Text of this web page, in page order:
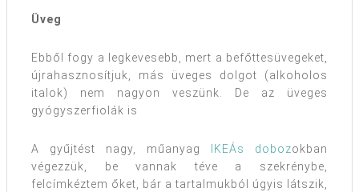
Üveg
Ebből fogy a legkevesebb, mert a befőttesüvegeket,
újrahasznosítjuk, más üveges dolgot (alkoholos
italok) nem nagyon veszünk. De az üveges
gyógyszerfiolák is
A gyűjtést nagy, műanyag IKEÁs dobozokban
végezzük, be vannak téve a szekrénybe,
felcímkéztem őket, bár a tartalmukból úgyis látszik,